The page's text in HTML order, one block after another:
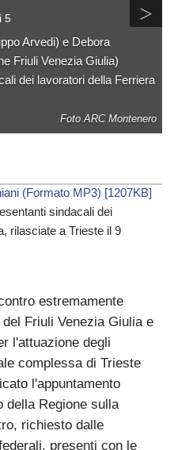
5 >
Arvedi) e Debora
Friuli Venezia Giulia)
dei lavoratori della Ferriera
Foto ARC Montenero
(Formato MP3) [1207KB]
sindacali dei
rilasciate a Trieste il 9
estremamente
Friuli Venezia Giulia e
l'attuazione degli
complessa di Trieste
l'appuntamento
della Regione sulla
richiesto dalle
presenti con le